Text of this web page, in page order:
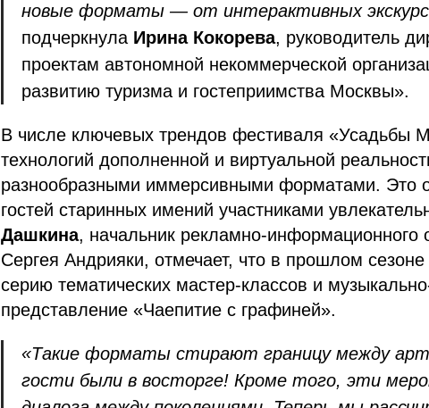
новые форматы — от интерактивных
подчеркнула Ирина Кокорева, руководитель
проектам автономной некоммерческой
развитию туризма и гостеприимства Москвы».
В числе ключевых трендов фестиваля «Усадьбы
технологий дополненной и виртуальной
разнообразными иммерсивными форматами. Это
гостей старинных имений участниками
Дашкина, начальник рекламно-информационного
Сергея Андрияки, отмечает, что в прошлом
серию тематических мастер-классов и
представление «Чаепитие с графиней».
«Такие форматы стирают границу между
гости были в восторге! Кроме того, эти